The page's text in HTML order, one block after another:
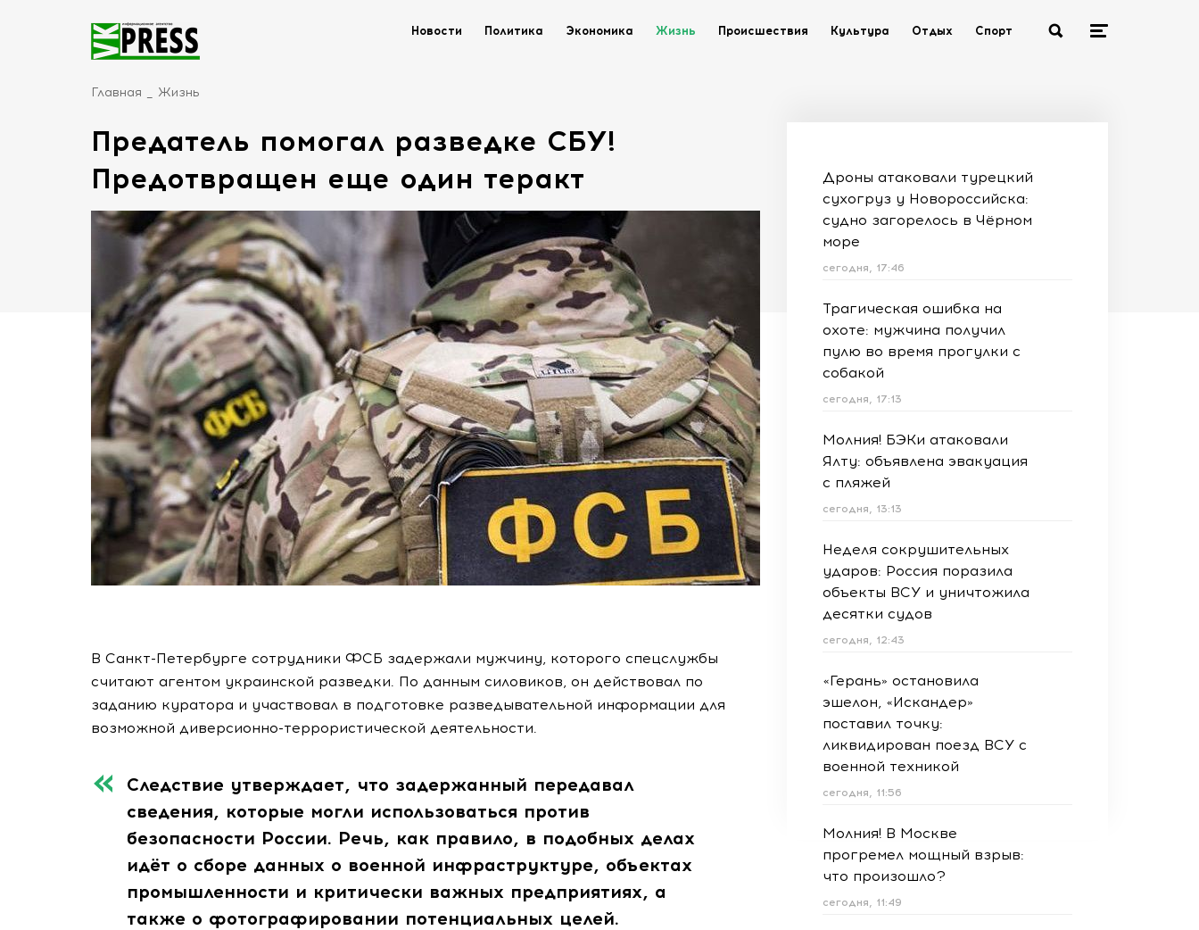
Новости Политика Экономика Жизнь Происшествия Культура Отдых Спорт
Главная Жизнь
Предатель помогал разведке СБУ!
Предотвращен еще один теракт
В Санкт-Петербурге сотрудники ФСБ задержали мужчину, которого спецслужбы
считают агентом украинской разведки. По данным силовиков, он действовал по
заданию куратора и участвовал в подготовке разведывательной информации для
возможной диверсионно-террористической деятельности.
Следствие утверждает, что задержанный передавал
сведения, которые могли использоваться против
безопасности России. Речь, как правило, в подобных делах
идёт о сборе данных о военной инфраструктуре, объектах
промышленности и критически важных предприятиях, а
также о фотографировании потенциальных целей.
Дроны атаковали турецкий
сухогруз у Новороссийска:
судно загорелось в Чёрном
море
сегодня, 17:46
Трагическая ошибка на
охоте: мужчина получил
пулю во время прогулки с
собакой
сегодня, 17:13
Молния! БЭКи атаковали
Ялту: объявлена эвакуация
с пляжей
сегодня, 13:13
Неделя сокрушительных
ударов: Россия поразила
объекты ВСУ и уничтожила
десятки судов
сегодня, 12:43
«Герань» остановила
эшелон, «Искандер»
поставил точку:
ликвидирован поезд ВСУ с
военной техникой
сегодня, 11:56
Молния! В Москве
прогремел мощный взрыв:
что произошло?
сегодня, 11:49